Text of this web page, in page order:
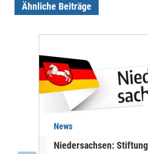
Ähnliche Beiträge
News
Niedersachsen: Stiftung